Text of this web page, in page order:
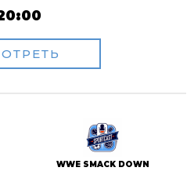
WWE SMACK DOWN